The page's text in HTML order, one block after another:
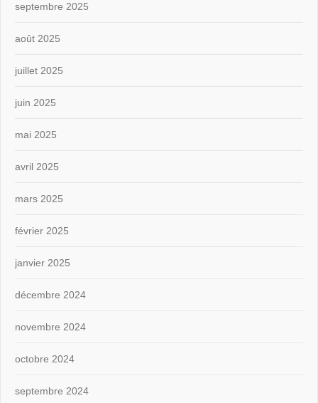
septembre 2025
août 2025
juillet 2025
juin 2025
mai 2025
avril 2025
mars 2025
février 2025
janvier 2025
décembre 2024
novembre 2024
octobre 2024
septembre 2024